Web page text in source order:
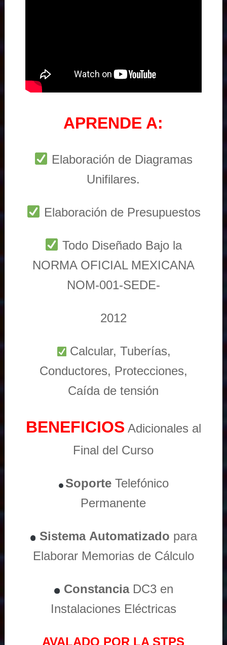
APRENDE A:
Elaboración de Diagramas
Unifilares.
Elaboración de Presupuestos
Todo Diseñado Bajo la
NORMA OFICIAL MEXICANA
NOM-001-SEDE-
2012
Calcular, Tuberías,
Conductores, Protecciones,
Caída de tensión
BENEFICIOS Adicionales al
Final del Curso
Soporte Telefónico
Permanente
Sistema Automatizado para
Elaborar Memorias de Cálculo
ConstanciaDC3 en
Instalaciones Eléctricas
AVALADO POR LA STPS